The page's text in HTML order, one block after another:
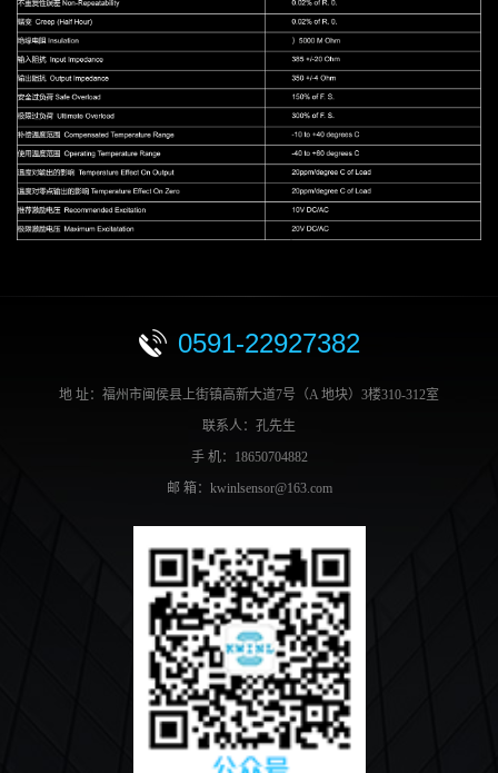
0591-22927382
地 址：福州市闽侯县上街镇高新大道7号（A 地块）3楼310-312室
联系人：孔先生
手 机：18650704882
邮 箱：kwinlsensor@163.com